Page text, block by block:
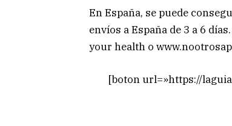
En España, se puede
envíos a España de 3 a 6
your health o
[boton url=»https://